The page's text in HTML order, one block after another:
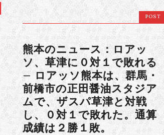
POST
熊本のニュース：ロアッ
ソ、草津に０対１で敗れる
– ロアッソ熊本は、群馬・
前橋市の正田醤油スタジア
ムで、ザスパ草津と対戦
し、０対１で敗れた。通算
成績は２勝１敗。